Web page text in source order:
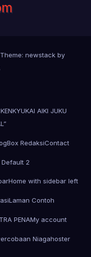
Theme: newstack by
AIKI JUKU
Box RedaksiContact
Default 2
Home with sidebar left
Laman Contoh
PENAMy account
Niagahoster